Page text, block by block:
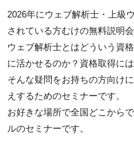
2026年にウェブ解析士・上級
されている方むけの無料説明会
ウェブ解析士とはどういう資
に活かせるのか？資格取得に
そんな疑問をお持ちの方向け
えするためのセミナーです。
お好きな場所で全国どこから
ルのセミナーです。